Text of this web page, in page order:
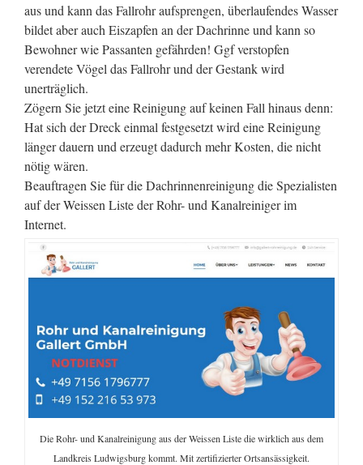
aus und kann das Fallrohr aufsprengen, überlaufendes Wasser
bildet aber auch Eiszapfen an der Dachrinne und kann so
Bewohner wie Passanten gefährden! Ggf verstopfen
verendete Vögel das Fallrohr und der Gestank wird
unerträglich.
Zögern Sie jetzt eine Reinigung auf keinen Fall hinaus denn:
Hat sich der Dreck einmal festgesetzt wird eine Reinigung
länger dauern und erzeugt dadurch mehr Kosten, die nicht
nötig wären.
Beauftragen Sie für die Dachrinnenreinigung die Spezialisten
auf der Weissen Liste der Rohr- und Kanalreiniger im
Internet.
Die Rohr- und Kanalreinigung aus der Weissen Liste die wirklich aus dem
Landkreis Ludwigsburg kommt. Mit zertifizierter Ortsansässigkeit.